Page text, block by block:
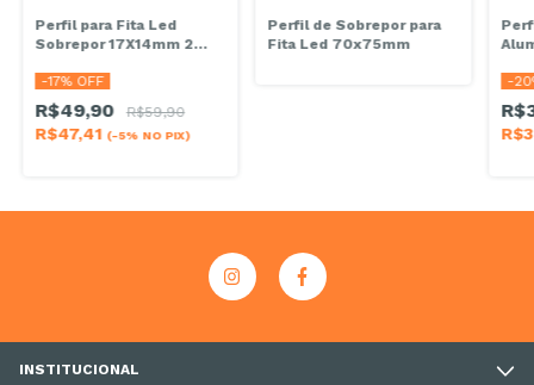
Perfil para Fita Led
Sobrepor 17X14mm 2
-17% OFF
R$49,90 R$59,90
R$47,41 (-5% NO PIX)
Perfil de Sobrepor para
Fita Led 70x75mm
-20
INSTITUCIONAL